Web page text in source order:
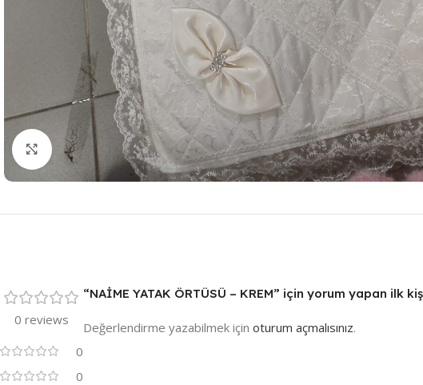
Resmi Büyüt
0 reviews
0
0
“NAİME YATAK ÖRTÜSÜ – KREM” için yorum yapan ilk
Değerlendirme yazabilmek için oturum açmalısınız.